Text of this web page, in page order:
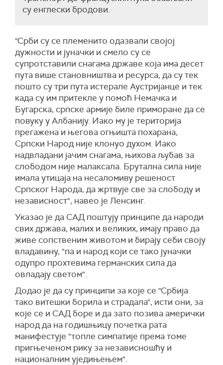
су енглески бродови.
"Срби су се племенито одазвали својој
дужности и јуначки и смело су се
супротставили снагама државе која има десет
пута више становништва и ресурса, да су тек
пошто су три пута истерале Аустријанце и тек
када су им притекле у помоћ Немачка и
Бугарска, српске армије биле приморане да се
повуку у Албанију. Иако му је територија
прегажена и његова огњишта похарана,
Српски Народ није клонуо духом. Иако
надвладани јачим снагама, њихова љубав за
слободом није малаксала. Брутална сила није
имала утицаја на несаломиву решеност
Српског Народа, да жртвује све за слободу и
независност", навео је Ленсинг.
Указао је да САД поштују принципе да народи
свих држава, малих и великих, имају право да
живе сопственим животом и бирају себи своју
владавину, "па и народ који се тако јуначки
одупро прохтевима германских сила да
овладају светом".
Додао је да су принципи за које се "Србија
тако витешки борила и страдала", исти они, за
које се и САД боре и да зато позива амерички
народ да на годишњицу почетка рата
манифестује "топле симпатије према томе
пригњеченом рику за независношћу и
националним уједињењем".